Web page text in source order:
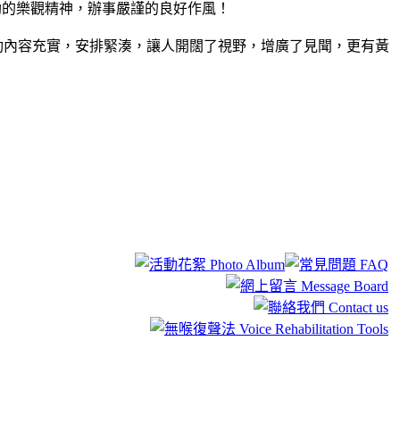
樂觀精神，辦事嚴謹的良好作風！
容充實，安排緊湊，讓人開闊了視野，增廣了見聞，更有黃